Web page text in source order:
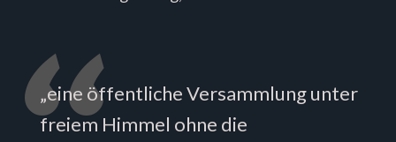
„eine öffentliche Versammlung unter
freiem Himmel ohne die